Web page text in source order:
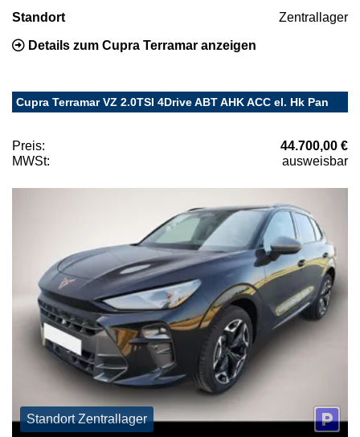
Standort Zentrallager
Details zum Cupra Terramar anzeigen
Cupra Terramar VZ 2.0TSI 4Drive ABT AHK ACC el. Hk Pan
Preis:
44.700,00 €
MWSt:
ausweisbar
Standort Zentrallager